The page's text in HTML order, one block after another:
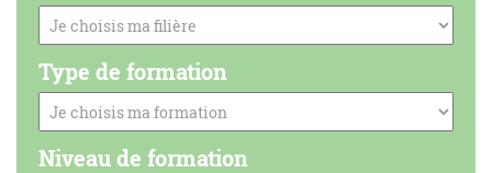
Type de formation
Niveau de formation